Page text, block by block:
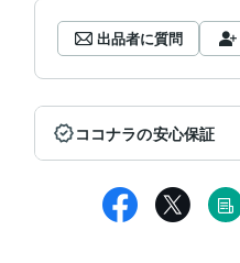
出品者に質問
ココナラの安心保証